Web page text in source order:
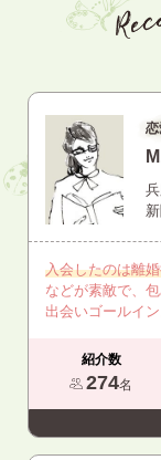
入会したのは離
などが素敵で、
出会いゴールイ
紹介数
274名